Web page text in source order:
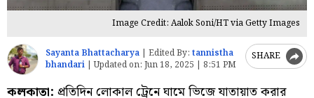
Image Credit: Aalok Soni/HT via Getty Images
Sayanta Bhattacharya Edited By: tannistha
bhandari |Updated on: Jun 18, 2025 | 8:51 PM
SHARE
কলকাতা: প্রতিদিন লোকাল ট্রেনে ঘামে ভিজে যাতায়াত করার